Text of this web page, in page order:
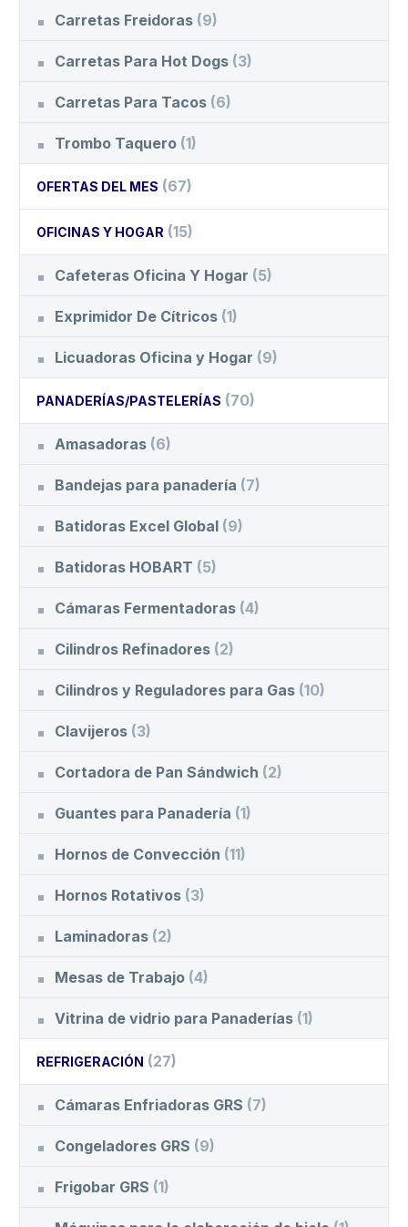
Carretas Freidoras (9)
Carretas Para Hot Dogs (3)
Carretas Para Tacos (6)
Trombo Taquero (1)
OFERTAS DEL MES (67)
OFICINAS Y HOGAR (15)
Cafeteras Oficina Y Hogar (5)
Exprimidor De Cítricos (1)
Licuadoras Oficina y Hogar (9)
PANADERÍAS/PASTELERÍAS (70)
Amasadoras (6)
Bandejas para panadería (7)
Batidoras Excel Global (9)
Batidoras HOBART (5)
Cámaras Fermentadoras (4)
Cilindros Refinadores (2)
Cilindros y Reguladores para Gas (10)
Clavijeros (3)
Cortadora de Pan Sándwich (2)
Guantes para Panadería (1)
Hornos de Convección (11)
Hornos Rotativos (3)
Laminadoras (2)
Mesas de Trabajo (4)
Vitrina de vidrio para Panaderías (1)
REFRIGERACIÓN (27)
Cámaras Enfriadoras GRS (7)
Congeladores GRS (9)
Frigobar GRS (1)